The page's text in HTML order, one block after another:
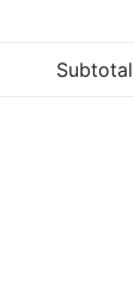
Subtotal